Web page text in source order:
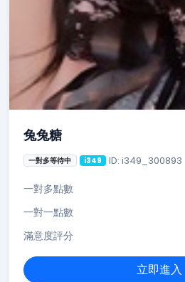
兔兔糖
一對多等待中 i349 ID: i349_300893
一對多點數
一對一點數
滿意度評分
立即進入